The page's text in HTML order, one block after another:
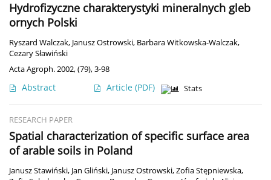
Hydrofizyczne charakterystyki mineralnych gleb
ornych Polski
Ryszard Walczak, Janusz Ostrowski, Barbara Witkowska-Walczak,
Cezary Sławiński
Acta Agroph. 2002, (79), 3-98
Abstract Article (PDF) Stats
RESEARCH PAPER
Spatial characterization of specific surface area
of arable soils in Poland
Janusz Stawiński, Jan Gliński, Janusz Ostrowski,Zofia Stępniewska,